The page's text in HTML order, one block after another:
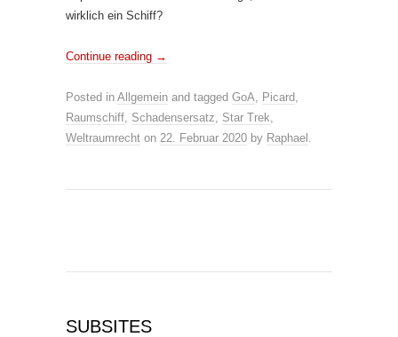
wirklich ein Schiff?
Continue reading →
Posted in Allgemein and tagged GoA, Picard,
Raumschiff, Schadensersatz, Star Trek,
Weltraumrecht on 22. Februar 2020 by Raphael .
SUBSITES